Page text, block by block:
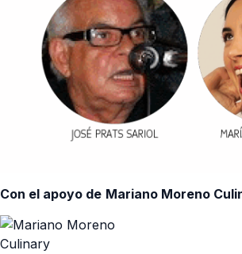
Con el apoyo de Mariano Moreno